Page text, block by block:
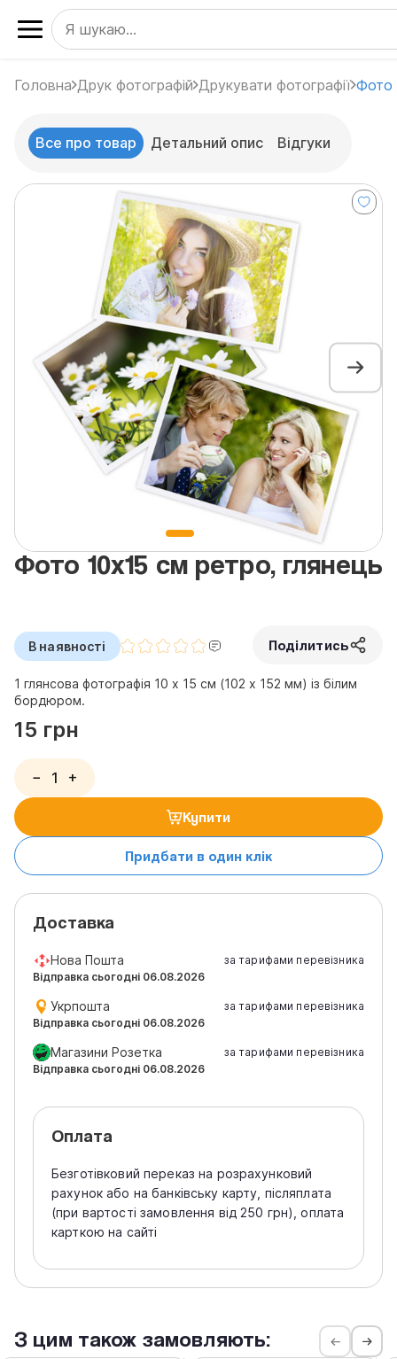
Головна Друк фотографій Друкувати фотографії Фото
Все про товар Детальний опис Відгуки
Фото 10х15 см ретро, глянець
В наявності Поділитись
1 глянсова фотографія 10 х 15 см (102 х 152 мм) із білим
бордюром.
15 грн
− +
Купити
Придбати в один клік
Доставка
Нова Пошта
Відправка сьогодні 06.08.2026
за тарифами перевізника
Укрпошта
Відправка сьогодні 06.08.2026
за тарифами перевізника
Магазини Розетка
Відправка сьогодні 06.08.2026
за тарифами перевізника
Оплата
Безготівковий переказ на розрахунковий
рахунок або на банківську карту, післяплата
(при вартості замовлення від 250 грн), оплата
карткою на сайті
З цим також замовляють: